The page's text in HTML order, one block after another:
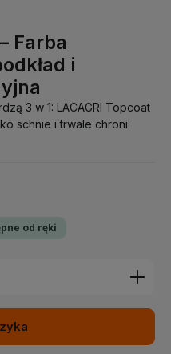
Farba
i
3 w 1: LACAGRI Topcoat
schnie i trwale chroni
od ręki
żądaną ilość lub użyj